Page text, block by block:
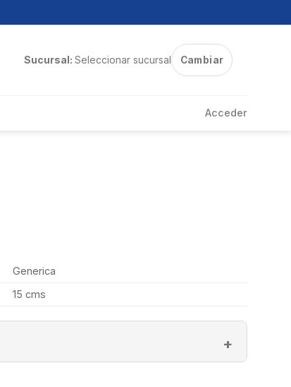
Sucursal: Seleccionar sucursal Cambiar
Acceder
Generica
15 cms